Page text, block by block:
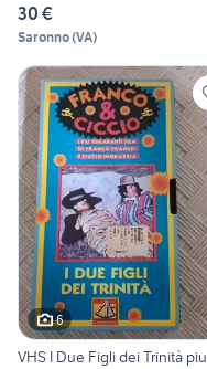
30 €
Saronno(VA)
6
VHS I Due Figli dei Trinità piu